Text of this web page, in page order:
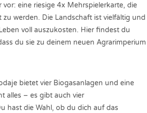
eine riesige 4x Mehrspielerkarte, die
werden. Die Landschaft ist vielfältig und
voll auszukosten. Hier findest du
du sie zu deinem neuen Agrarimperium
bietet vier Biogasanlagen und eine
alles – es gibt auch vier
hast die Wahl, ob du dich auf das